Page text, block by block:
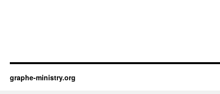
graphe-ministry.org